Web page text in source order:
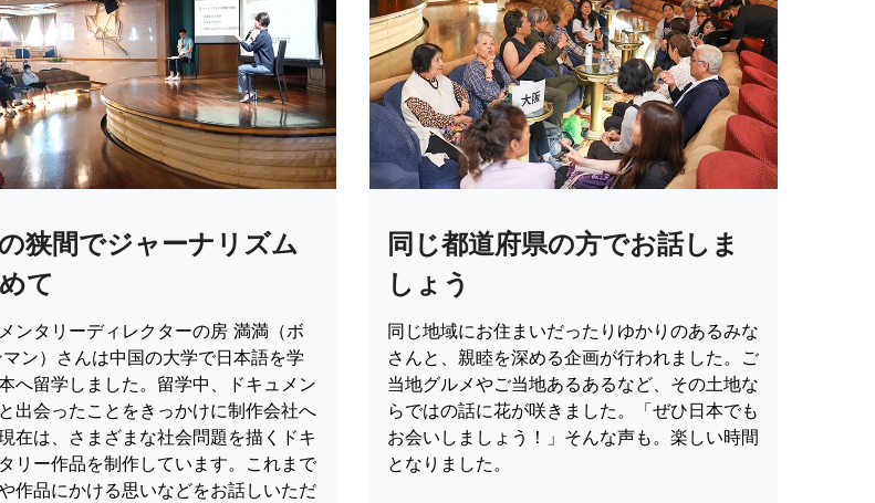
狭間でジャーナリズム
て
ンタリーディレクターの房 満満（ボ
ン）さんは中国の大学で日本語を学
へ留学しました。留学中、ドキュメン
出会ったことをきっかけに制作会社へ
在は、さまざまな社会問題を描くドキ
リー作品を制作しています。これまで
作品にかける思いなどをお話しいただ
同じ都道府県の方でお話しま
しょう
同じ地域にお住まいだったりゆかりのあるみな
さんと、親睦を深める企画が行われました。ご
当地グルメやご当地あるあるなど、その土地な
らではの話に花が咲きました。「ぜひ日本でも
お会いしましょう！」そんな声も。楽しい時間
となりました。